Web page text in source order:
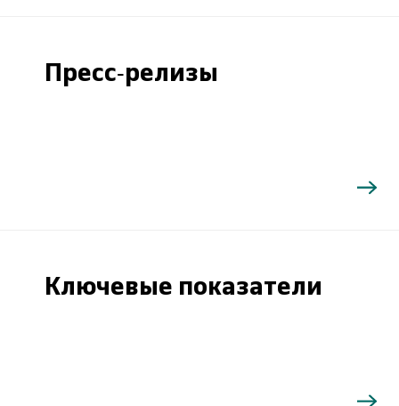
Пресс-релизы
Ключевые показатели